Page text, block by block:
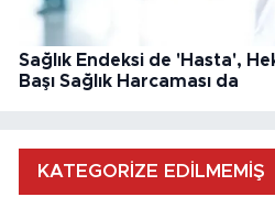
Sağlık Endeksi de 'Hasta',
Başı Sağlık Harcaması da
KATEGORİZE EDİLMEMİŞ